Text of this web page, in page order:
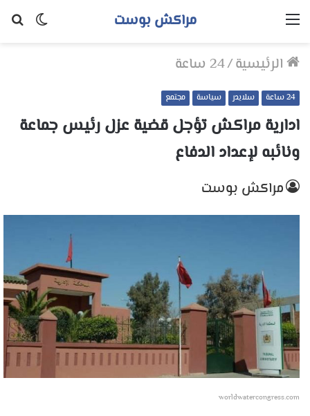
الوضع
مراكش بوست القائمة
الرئيسية/24 ساعة
24 ساعة سلايدر سياسة مجتمع
ادارية مراكش تؤجل قضية عزل رئيس جماعة
ونائبه لإعداد الدفاع
مراكش بوست
worldwatercongress.com